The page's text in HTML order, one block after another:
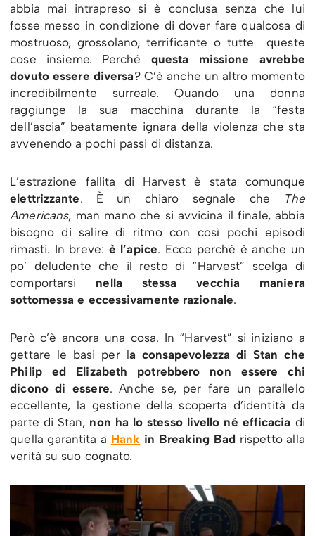
abbia mai intrapreso si è conclusa senza che lui
fosse messo in condizione di dover fare qualcosa di
mostruoso, grossolano, terrificante o tutte queste
cose insieme. Perché questa missione avrebbe
dovuto essere diversa? C’è anche un altro momento
incredibilmente surreale. Quando una donna
raggiunge la sua macchina durante la “festa
dell’ascia” beatamente ignara della violenza che sta
avvenendo a pochi passi di distanza.
L’estrazione fallita di Harvest è stata comunque
elettrizzante. È un chiaro segnale che
The
Americans, man mano che si avvicina il finale, abbia
bisogno di salire di ritmo con così pochi episodi
rimasti. In breve: è l’apice. Ecco perché è anche un
po’ deludente che il resto di “Harvest” scelga di
comportarsi nella stessa vecchia maniera
sottomessa e eccessivamente razionale.
Però c’è ancora una cosa. In “Harvest” si iniziano a
gettare le basi per la consapevolezza di Stan che
Philip ed Elizabeth potrebbero non essere chi
dicono di essere. Anche se, per fare un parallelo
eccellente, la gestione della scoperta d’identità da
parte di Stan, non ha lo stesso livello né efficacia di
quella garantita a Hank in Breaking Bad rispetto alla
verità su suo cognato.